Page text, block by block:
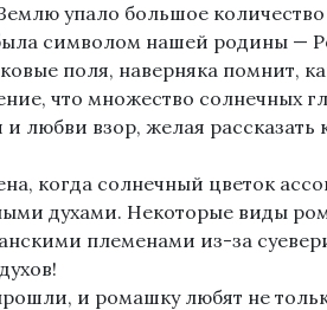
упало большое количество
символом нашей родины —
поля, наверняка помнит,
что множество солнечных
любви взор, желая рассказать
когда солнечный цветок
духами. Некоторые виды
племенами из-за
и ромашку любят не